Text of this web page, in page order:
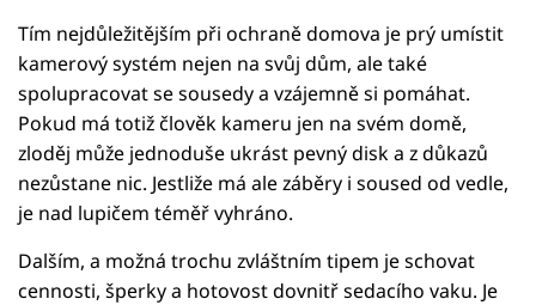
Tím nejdůležitějším při ochraně domova je prý umístit
kamerový systém nejen na svůj dům, ale také
spolupracovat se sousedy a vzájemně si pomáhat.
Pokud má totiž člověk kameru jen na svém domě,
zloděj může jednoduše ukrást pevný disk a z důkazů
nezůstane nic. Jestliže má ale záběry i soused od vedle,
je nad lupičem téměř vyhráno.
Dalším, a možná trochu zvláštním tipem je schovat
cennosti, šperky a hotovost dovnitř sedacího vaku. Je